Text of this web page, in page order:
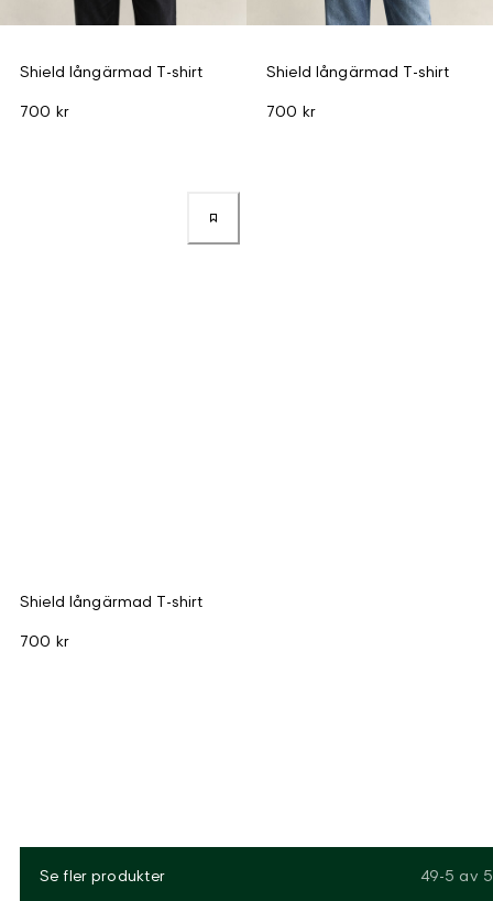
Shield långärmad T-shirt
700 kr
Shield långärmad T-shirt
700 kr
Shield långärmad T-shirt
700 kr
Se fler produkter 49-5 av 5